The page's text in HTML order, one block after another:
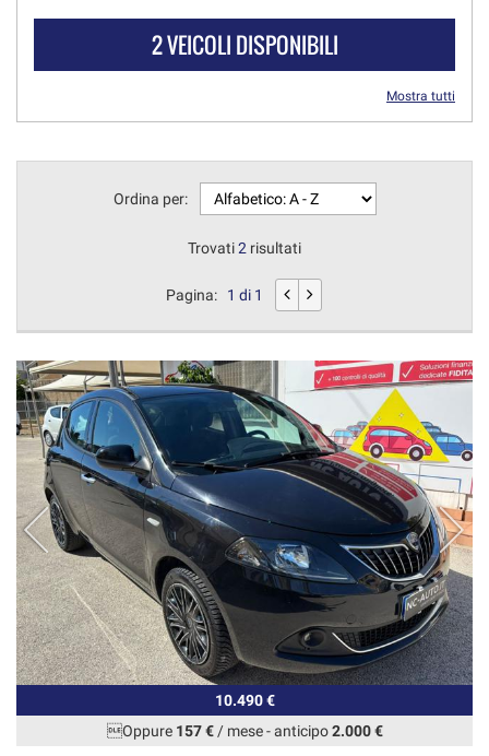
2 VEICOLI DISPONIBILI
Mostra tutti
Ordina per:
Trovati2 risultati
Pagina: 1 di 1
10.490 €
Oppure 157 €/ mese-anticipo2.000 €